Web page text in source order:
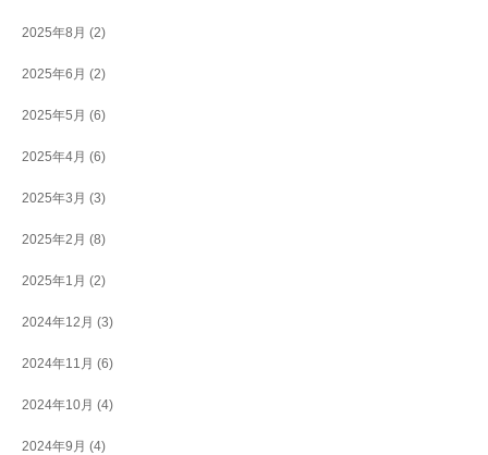
2025年8月 (2)
2025年6月 (2)
2025年5月 (6)
2025年4月 (6)
2025年3月 (3)
2025年2月 (8)
2025年1月 (2)
2024年12月 (3)
2024年11月 (6)
2024年10月 (4)
2024年9月 (4)